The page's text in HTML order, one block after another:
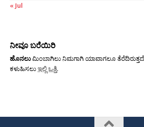
« Jul
ನೀವೂ ಬರೆಯಿರಿ
ಹೊನಲುಮಿಂಬಾಗಿಲು ನಿಮಗಾಗಿ ಯಾವಾಗಲೂ
ಕಳುಹಿಸಲುಇಲ್ಲಿ ಒತ್ತಿ.